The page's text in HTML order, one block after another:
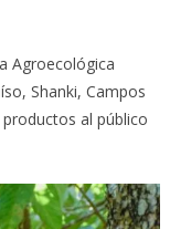
Agroecológica
Shanki, Campos
al público